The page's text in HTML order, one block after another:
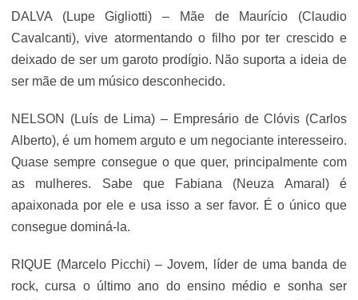
DALVA (Lupe Gigliotti) – Mãe de Maurício (Claudio
Cavalcanti), vive atormentando o filho por ter crescido e
deixado de ser um garoto prodígio. Não suporta a ideia de
ser mãe de um músico desconhecido.
NELSON (Luís de Lima) – Empresário de Clóvis (Carlos
Alberto), é um homem arguto e um negociante interesseiro.
Quase sempre consegue o que quer, principalmente com
as mulheres. Sabe que Fabiana (Neuza Amaral) é
apaixonada por ele e usa isso a ser favor. É o único que
consegue dominá-la.
RIQUE (Marcelo Picchi) – Jovem, líder de uma banda de
rock, cursa o último ano do ensino médio e sonha ser